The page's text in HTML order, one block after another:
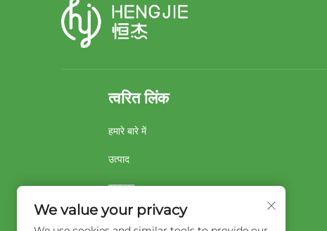
त्वरित लिंक
हमारे बारे में
उत्पाद
समाचार
समाधान
We value your privacy